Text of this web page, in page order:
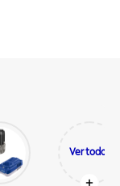
Ver todos